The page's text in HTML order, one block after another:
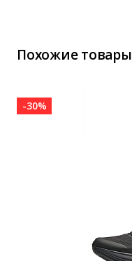
Похожие товары
-30%